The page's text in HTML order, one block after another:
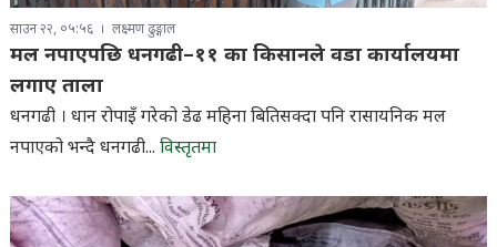
साउन २२, ०५:५६ लक्ष्मण ढुङ्गाल
मल नपाएपछि धनगढी–११ का किसानले वडा कार्यालयमा
लगाए ताला
धनगढी । धान रोपाइँ गरेको डेढ महिना बितिसक्दा पनि रासायनिक मल
नपाएको भन्दै धनगढी... विस्तृतमा